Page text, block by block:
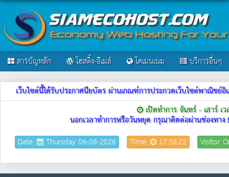
สารบัญหลัก โฮสติ้ง-อีเมล์ โดเมนเนม บริการอื่นๆ
เว็บไซต์นี้ได้รับประกาศนียบัตร ผ่านเกณฑ์การประกวดเว็บไซต์พาณิช
เปิดทำการ จันทร์ - เสาร์
นอกเวลาทำการหรือวันหยุด กรุณาติดต่อผ่านช่องทาง
Date: Thursday 06-08-2026 Time: 17:58:22 Visitor